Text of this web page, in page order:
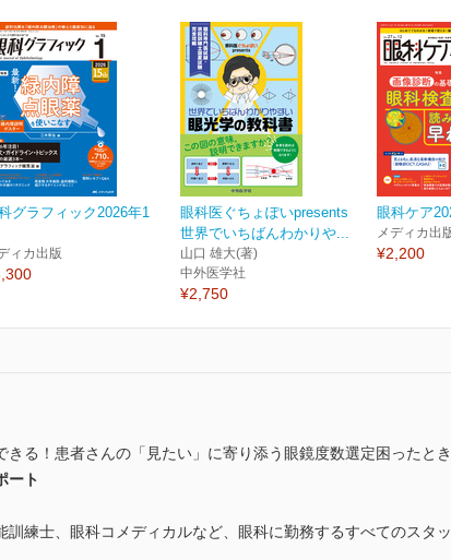
グラフィック2026年1
ィカ出版
眼科医ぐちょぽいpresents
世界でいちばんわかりや...
山口 雄大(著)
中外医学社
¥2,750
眼科ケア
メディカ出
¥2,200
る！患者さんの「見たい」に寄り添う眼鏡度数選定困ったと
ート
訓練士、眼科コメディカルなど、眼科に勤務するすべてのスタ